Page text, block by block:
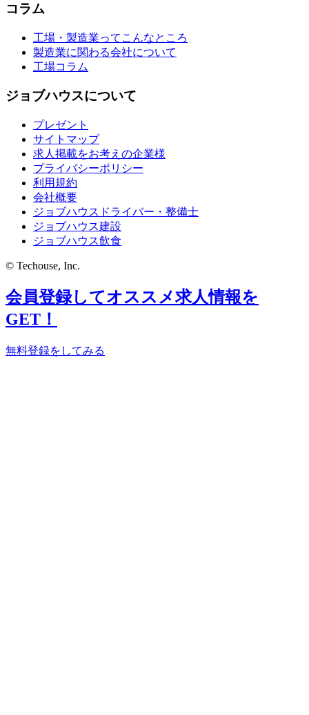
コラム
工場・製造業ってこんなところ
製造業に関わる会社について
工場コラム
ジョブハウスについて
プレゼント
サイトマップ
求人掲載をお考えの企業様
プライバシーポリシー
利用規約
会社概要
ジョブハウスドライバー・整備士
ジョブハウス建設
ジョブハウス飲食
© Techouse, Inc.
会員登録してオススメ求人情報を
GET！
無料登録をしてみる